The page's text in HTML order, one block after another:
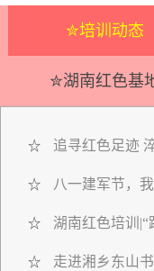
✮培训动态
✮湖南红色基
☆ 追寻红色足迹
☆ 八一建军节，
☆ 湖南红色培训
☆ 走进湘乡东山